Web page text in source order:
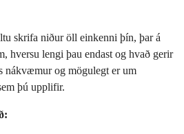
skrifa niður öll einkenni þín, þar á
hversu lengi þau endast og hvað gerir
nákvæmur og mögulegt er um
þú upplifir.